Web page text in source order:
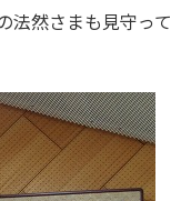
法然さまも見守って